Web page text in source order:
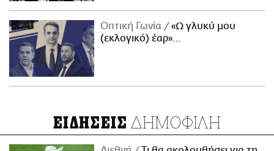
Οπτική Γωνία
«Ω γλυκύ μου
(εκλογικό) έαρ»…
ΕΙΔΗΣΕΙΣ ΔΗΜΟΦΙΛΗ